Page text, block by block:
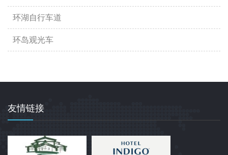
环湖自行车道
环岛观光车
友情链接